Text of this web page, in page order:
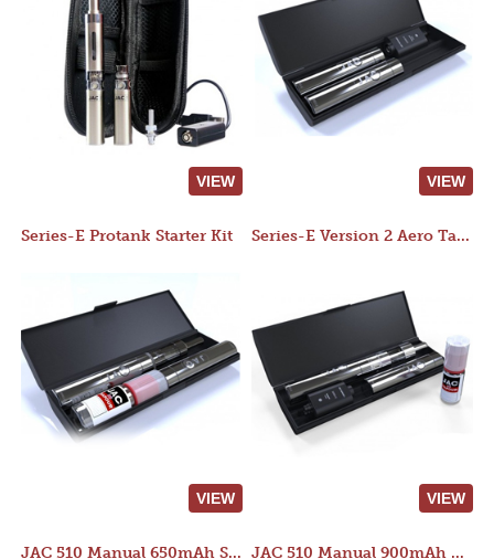
VIEW VIEW
Series-E Protank Starter Kit
VIEW
Series-E Version 2 Aero Tank Starter Kit
VIEW
JAC 510 Manual 650mAh Starter Kit JAC 510 Manual 900mAh Starter Kit